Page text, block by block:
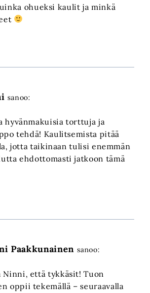
ohueksi kaulit ja minkä
sanoo:
hyvänmakuisia torttuja ja
tehdä! Kaulitsemista pitää
jotta taikinaan tulisi enemmän
ehdottomasti jatkoon tämä
Paakkunainen sanoo:
Ninni, että tykkäsit! Tuon
oppii tekemällä – seuraavalla